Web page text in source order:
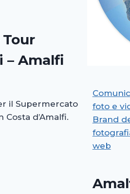
– Amalfi
il Supermercato
Costa d’Amalfi.
foto e
Brand
web